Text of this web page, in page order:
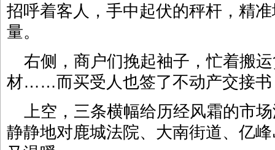
招呼着客人，手中起伏的秤杆，精
量。
右侧，商户们挽起袖子，忙着搬
材……而买受人也签了不动产交接书
上空，三条横幅给历经风霜的市
静静地对鹿城法院、大南街道、亿